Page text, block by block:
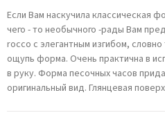
Если Вам наскучила классическая
чего - то необычного -рады Вам
rocco с элегантным изгибом,
ощупь форма. Очень практична в
в руку. Форма песочных часов
оригинальный вид. Глянцевая